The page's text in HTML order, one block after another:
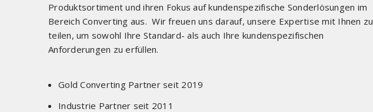
Produktsortiment und ihren Fokus auf kundenspezifische Sonderlösungen im
Bereich Converting aus. Wir freuen uns darauf, unsere Expertise mit Ihnen zu
teilen, um sowohl Ihre Standard- als auch Ihre kundenspezifischen
Anforderungen zu erfüllen.
Gold Converting Partner seit 2019
Industrie Partner seit 2011